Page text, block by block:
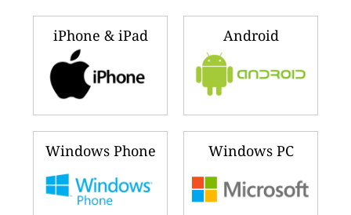
iPhone & iPad Android
Windows Phone Windows PC